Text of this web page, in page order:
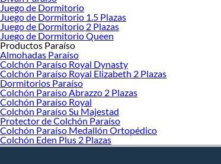
Juego de Dormitorio
Juego de Dormitorio 1.5 Plazas
Juego de Dormitorio 2 Plazas
Juego de Dormitorio Queen
Productos Paraíso
Almohadas Paraíso
Colchón Paraíso Royal Dynasty
Colchón Paraíso Royal Elizabeth 2 Plazas
Dormitorios Paraíso
Colchón Paraíso Abrazzo 2 Plazas
Colchón Paraíso Royal
Colchón Paraíso Su Majestad
Protector de Colchón Paraíso
Colchón Paraíso Medallón Ortopédico
Colchón Eden Plus 2 Plazas